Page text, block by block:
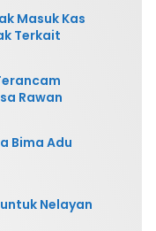
Masuk Kas
Terkait
Rawan
Bima Adu
Nelayan